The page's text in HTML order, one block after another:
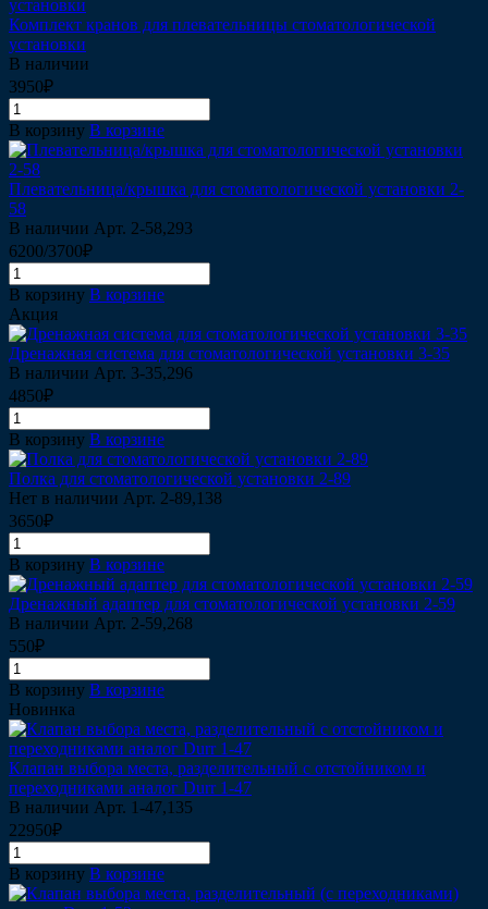
Комплект кранов для плевательницы стоматологической
установки
В наличии
3950₽
В корзину В корзине
Плевательница/крышка для стоматологической установки 2-
58
В наличии Арт. 2-58,293
6200/3700₽
В корзину В корзине
Акция
Дренажная система для стоматологической установки 3-35
В наличии Арт. 3-35,296
4850₽
В корзину В корзине
Полка для стоматологической установки 2-89
Нет в наличии Арт. 2-89,138
3650₽
В корзину В корзине
Дренажный адаптер для стоматологической установки 2-59
В наличии Арт. 2-59,268
550₽
В корзину В корзине
Новинка
Клапан выбора места, разделительный c отстойником и
переходниками аналог Durr 1-47
В наличии Арт. 1-47,135
22950₽
В корзину В корзине